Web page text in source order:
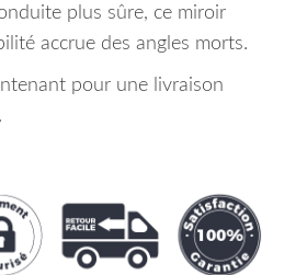
plus sûre, ce miroir
accrue des angles morts.
pour une livraison